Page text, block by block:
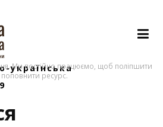
Ми постійно працюємо, щоб поліпшити
поповнити ресурс.
українська